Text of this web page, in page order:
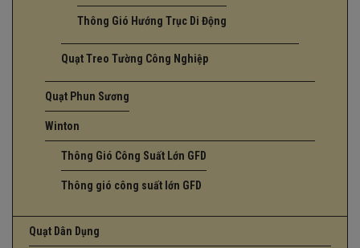
Thông Gió Hướng Trục Di Động
Quạt Treo Tường Công Nghiệp
Quạt Phun Sương
Winton
Thông Gió Công Suất Lớn GFD
Thông gió công suất lớn GFD
Quạt Dân Dụng